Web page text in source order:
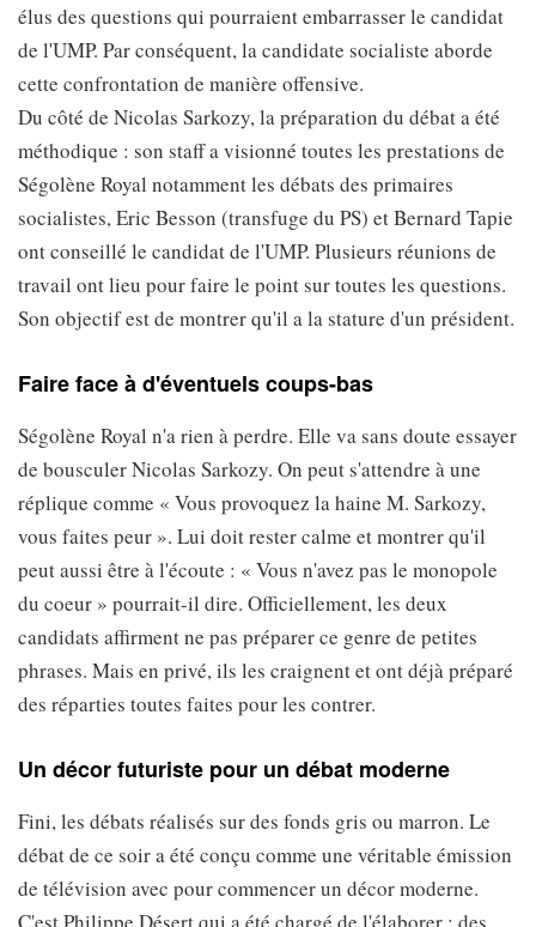
élus des questions qui pourraient embarrasser le candidat
de l'UMP. Par conséquent, la candidate socialiste aborde
cette confrontation de manière offensive.
Du côté de Nicolas Sarkozy, la préparation du débat a été
méthodique : son staff a visionné toutes les prestations de
Ségolène Royal notamment les débats des primaires
socialistes, Eric Besson (transfuge du PS) et Bernard Tapie
ont conseillé le candidat de l'UMP. Plusieurs réunions de
travail ont lieu pour faire le point sur toutes les questions.
Son objectif est de montrer qu'il a la stature d'un président.
Faire face à d'éventuels coups-bas
Ségolène Royal n'a rien à perdre. Elle va sans doute essayer
de bousculer Nicolas Sarkozy. On peut s'attendre à une
réplique comme « Vous provoquez la haine M. Sarkozy,
vous faites peur ». Lui doit rester calme et montrer qu'il
peut aussi être à l'écoute : « Vous n'avez pas le monopole
du coeur » pourrait-il dire. Officiellement, les deux
candidats affirment ne pas préparer ce genre de petites
phrases. Mais en privé, ils les craignent et ont déjà préparé
des réparties toutes faites pour les contrer.
Un décor futuriste pour un débat moderne
Fini, les débats réalisés sur des fonds gris ou marron. Le
débat de ce soir a été conçu comme une véritable émission
de télévision avec pour commencer un décor moderne.